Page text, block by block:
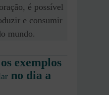
é possível
e consumir
mundo.
exemplos
no dia a